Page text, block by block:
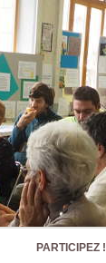
PARTICIPEZ !